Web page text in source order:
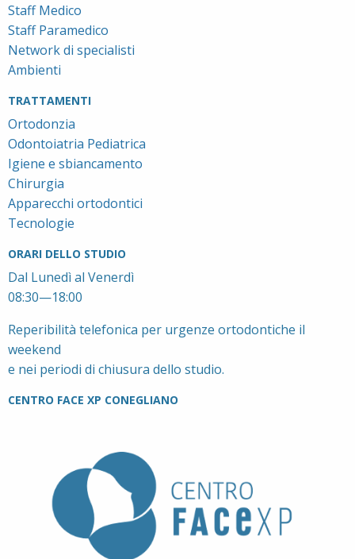
Staff Medico
Staff Paramedico
Network di specialisti
Ambienti
TRATTAMENTI
Ortodonzia
Odontoiatria Pediatrica
Igiene e sbiancamento
Chirurgia
Apparecchi ortodontici
Tecnologie
ORARI DELLO STUDIO
Dal Lunedì al Venerdì
08:30—18:00
Reperibilità telefonica per urgenze ortodontiche il
weekend
e nei periodi di chiusura dello studio.
CENTRO FACE XP CONEGLIANO